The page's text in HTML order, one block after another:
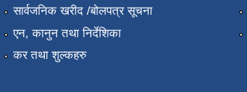
सार्वजनिक खरीद /बोलपत्र सूचना
एन, कानुन तथा निर्देशिका
कर तथा शुल्कहरु